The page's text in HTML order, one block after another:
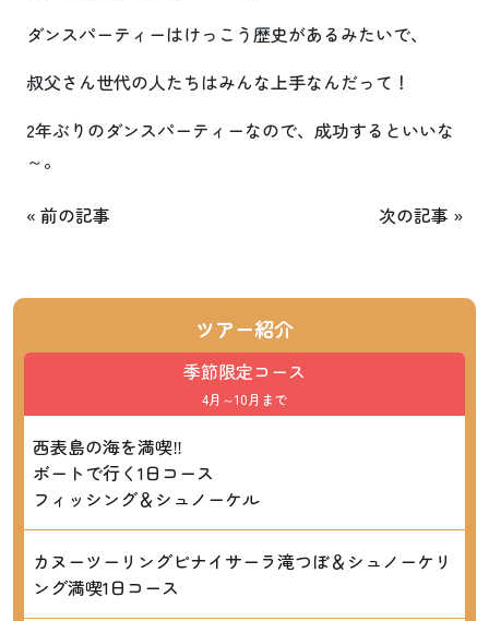
ダンスパーティーはけっこう歴史があるみたいで、
叔父さん世代の人たちはみんな上手なんだって！
2年ぶりのダンスパーティーなので、成功するといいな
～。
« 前の記事 次の記事 »
ツアー紹介
季節限定コース
4月～10月まで
西表島の海を満喫‼
ボートで行く1日コース
フィッシング＆シュノーケル
カヌーツーリングピナイサーラ滝つぼ＆シュノーケリ
ング満喫1日コース